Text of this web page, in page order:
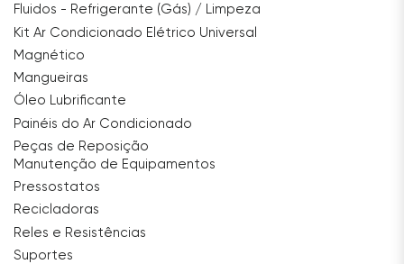
Fluidos - Refrigerante (Gás) / Limpeza
Kit Ar Condicionado Elétrico Universal
Magnético
Mangueiras
Óleo Lubrificante
Painéis do Ar Condicionado
Peças de Reposição
Manutenção de Equipamentos
Pressostatos
Recicladoras
Reles e Resistências
Suportes